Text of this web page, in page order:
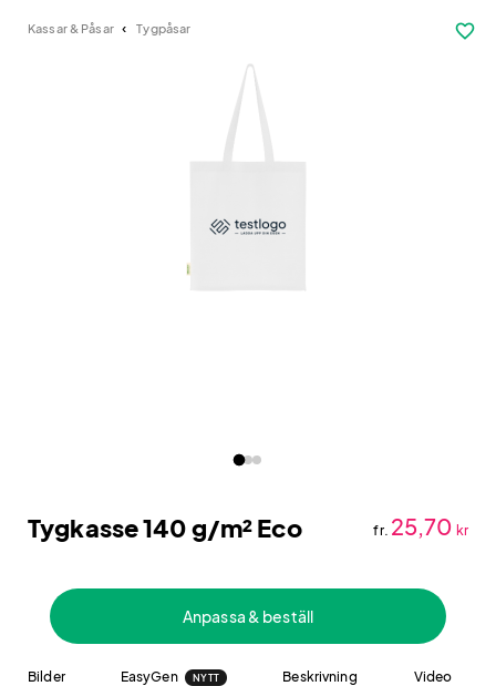
Kassar & Påsar Tygpåsar favorite_border
Tygkasse 140 g/m² Eco fr. 25,70 kr
Anpassa & beställ
Bilder EasyGen NYTT Beskrivning Video